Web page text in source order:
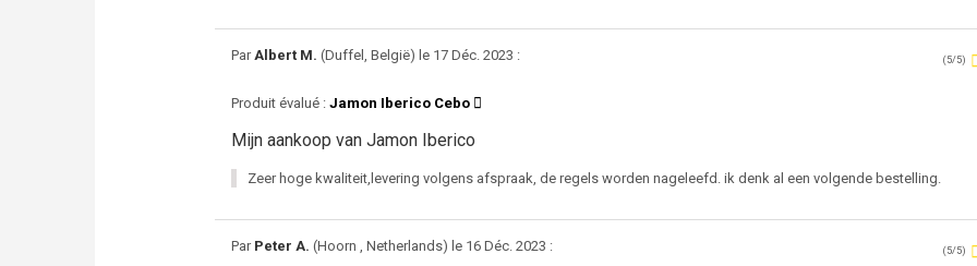
ParAlbert M. (Duffel, België) le 17 Déc. 2023 : (5/5)
Produit évalué : Jamon Iberico Cebo
Mijn aankoop van Jamon Iberico
Zeer hoge kwaliteit,levering volgens afspraak, de regels worden nageleefd. ik denk al een volgende bestelling.
Par Peter A. (Hoorn , Netherlands) le 16 Déc. 2023 : (5/5)